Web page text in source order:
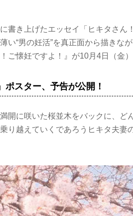
書き上げたエッセイ「ヒキタさん
い“男の妊活”を真正面から描きな
ご懐妊ですよ！』が10月4日（金
ポスター、予告が公開！
開に咲いた桜並木をバックに、ど
り越えていくであろうヒキタ夫妻